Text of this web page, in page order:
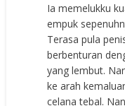
Ia memelukku
empuk
Terasa pula
berbenturan
yang lembut.
ke arah
celana tebal.